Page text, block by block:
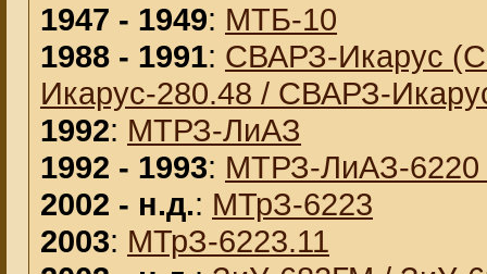
1947 - 1949: МТБ-10
1988 - 1991: СВАРЗ-Икарус
Икарус-280.48 / СВАРЗ-
1992: МТРЗ-ЛиАЗ
1992 - 1993: МТРЗ-ЛиАЗ-6220
2002 - н.д.: МТрЗ-6223
2003: МТрЗ-6223.11